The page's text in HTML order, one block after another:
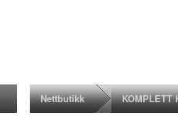
Nettbutikk KOMPLETT